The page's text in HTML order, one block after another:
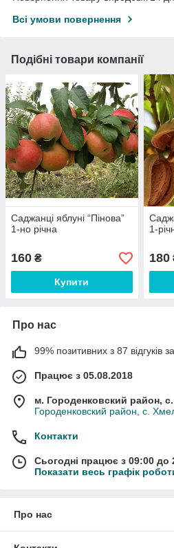
Всі умови повернення
Подібні товари компанії
Саджанці яблуні “Пінова”
1-но річна
160 ₴
Купити
1-
180
Про нас
99% позитивних з 87 відгуків
Працює з 05.08.2018
м. Городенковский район,
Городенковский район, с.
Контакти
Сьогодні працює з 09:00 до
Показати весь графік
Про нас